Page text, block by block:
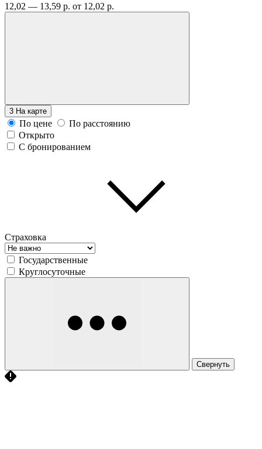
12,02 — 13,59 р. от 12,02 р.
3 На карте
По цене
По расстоянию
Открыто
С бронированием
Страховка
Государственные
Круглосуточные
Свернуть